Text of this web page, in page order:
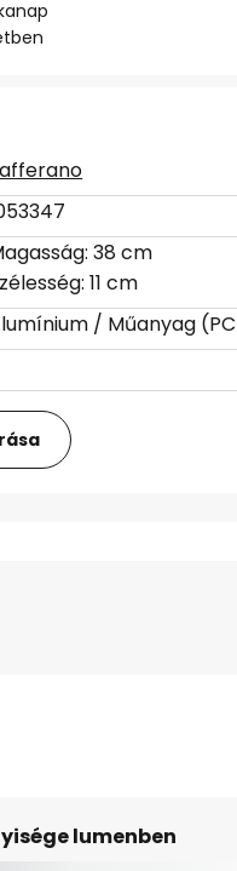
38 cm
11 cm
/ Műanyag
lumenben